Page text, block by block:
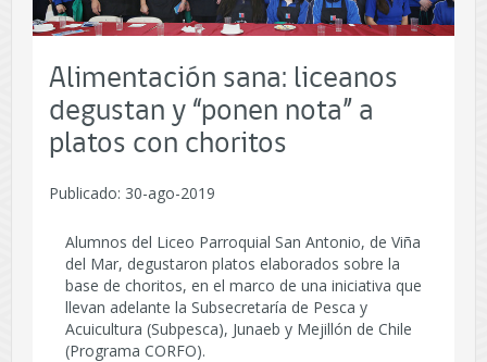
Alimentación sana: liceanos
degustan y “ponen nota” a
platos con choritos
Publicado: 30-ago-2019
Alumnos del Liceo Parroquial San Antonio, de Viña
del Mar, degustaron platos elaborados sobre la
base de choritos, en el marco de una iniciativa que
llevan adelante la Subsecretaría de Pesca y
Acuicultura (Subpesca), Junaeb y Mejillón de Chile
(Programa CORFO).